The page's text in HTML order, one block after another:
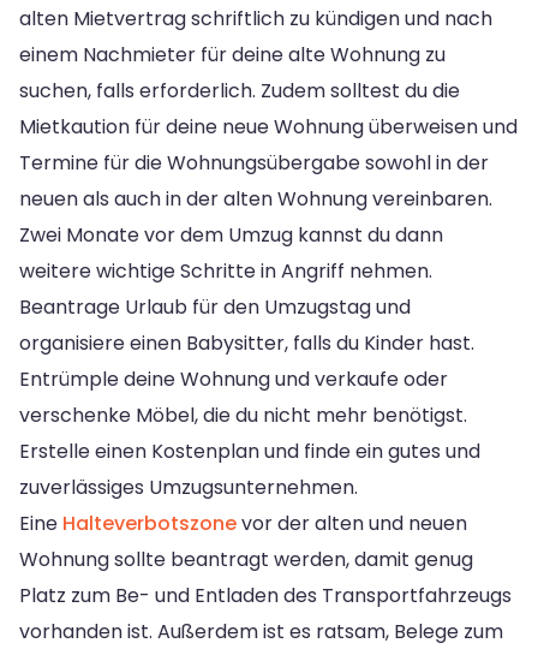
alten Mietvertrag schriftlich zu kündigen und nach
einem Nachmieter für deine alte Wohnung zu
suchen, falls erforderlich. Zudem solltest du die
Mietkaution für deine neue Wohnung überweisen und
Termine für die Wohnungsübergabe sowohl in der
neuen als auch in der alten Wohnung vereinbaren.
Zwei Monate vor dem Umzug kannst du dann
weitere wichtige Schritte in Angriff nehmen.
Beantrage Urlaub für den Umzugstag und
organisiere einen Babysitter, falls du Kinder hast.
Entrümple deine Wohnung und verkaufe oder
verschenke Möbel, die du nicht mehr benötigst.
Erstelle einen Kostenplan und finde ein gutes und
zuverlässiges Umzugsunternehmen.
Eine Halteverbotszonevor der alten und neuen
Wohnung sollte beantragt werden, damit genug
Platz zum Be- und Entladen des Transportfahrzeugs
vorhanden ist. Außerdem ist es ratsam, Belege zum